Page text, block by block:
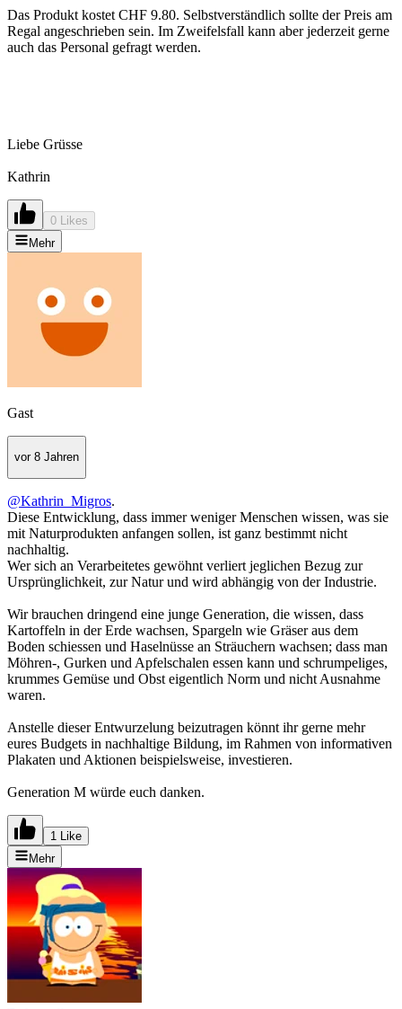
Das Produkt kostet CHF 9.80. Selbstverständlich sollte der Preis am
Regal angeschrieben sein. Im Zweifelsfall kann aber jederzeit gerne
auch das Personal gefragt werden.
Liebe Grüsse
Kathrin
0 Likes
Mehr
Gast
vor 8 Jahren
@Kathrin_Migros.
Diese Entwicklung, dass immer weniger Menschen wissen, was sie
mit Naturprodukten anfangen sollen, ist ganz bestimmt nicht
nachhaltig.
Wer sich an Verarbeitetes gewöhnt verliert jeglichen Bezug zur
Ursprünglichkeit, zur Natur und wird abhängig von der Industrie.
Wir brauchen dringend eine junge Generation, die wissen, dass
Kartoffeln in der Erde wachsen, Spargeln wie Gräser aus dem
Boden schiessen und Haselnüsse an Sträuchern wachsen; dass man
Möhren-, Gurken und Apfelschalen essen kann und schrumpeliges,
krummes Gemüse und Obst eigentlich Norm und nicht Ausnahme
waren.
Anstelle dieser Entwurzelung beizutragen könnt ihr gerne mehr
eures Budgets in nachhaltige Bildung, im Rahmen von informativen
Plakaten und Aktionen beispielsweise, investieren.
Generation M würde euch danken.
1 Like
Mehr